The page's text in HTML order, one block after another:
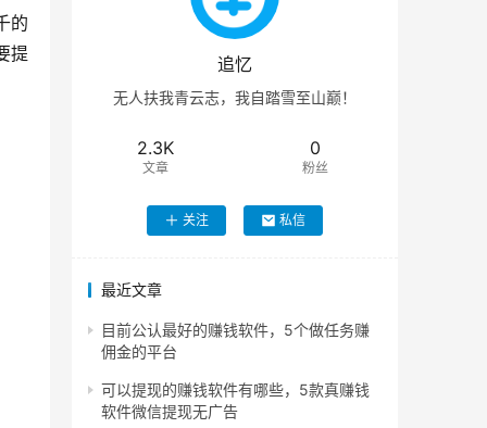
的
提
追忆
无人扶我青云志，我自踏雪至山巅！
2.3K
文章
0
粉丝
关注 私信
最近文章
目前公认最好的赚钱软件，5个做任务赚
佣金的平台
可以提现的赚钱软件有哪些，5款真赚钱
软件微信提现无广告